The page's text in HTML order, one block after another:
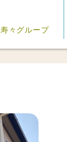
寿々グループ